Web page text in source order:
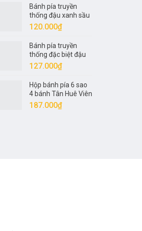
Bánh pía truyền
thống đậu xanh sầu
riêng 1 trứng 4 sao
Tân Huê Viên 540gr
120.000₫
Bánh pía truyền
thống đặc biệt đậu
xanh sầu riêng 1
trứng 5 sao Tân Huê
Viên 600gr
127.000₫
Hộp bánh pía 6 sao
4 bánh Tân Huê Viên
600gr
187.000₫